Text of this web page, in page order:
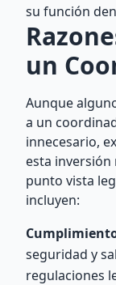
su función
un
Aunque
a un
innecesario,
esta
punto vista
incluyen:
seguridad y
regulaciones